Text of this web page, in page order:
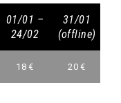
01/01 –
24/02
31/01
(offline)
18 € 20 €